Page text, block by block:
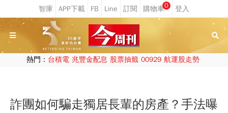
0
熱門： 台積電 兆豐金配息 股票抽籤 00929 航運股走勢
詐團如何騙走獨居長輩的房產？手法曝